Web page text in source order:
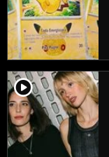
player2